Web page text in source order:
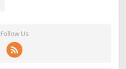
Follow Us